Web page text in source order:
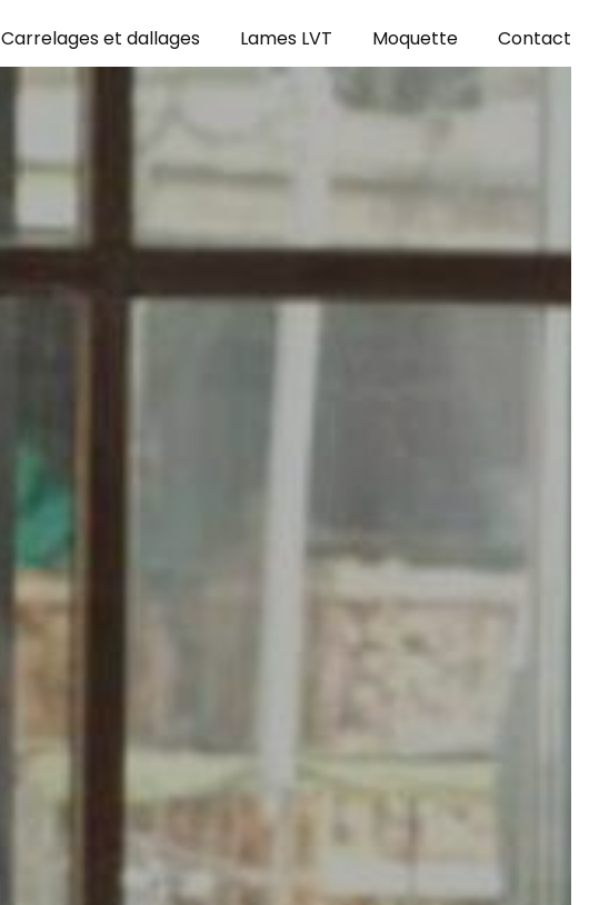
Carrelages et dallages Lames LVT Moquette Contact